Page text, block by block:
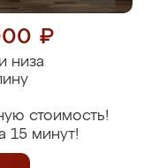
₽
низа
стоимость!
15 минут!